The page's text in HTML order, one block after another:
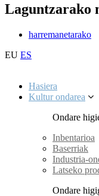
Laguntzarako
harremanetarako
EU ES
Hasiera
Kultur ondarea
Ondare
Inbentarioa
Baserriak
Industria-
Latseko
Ondare